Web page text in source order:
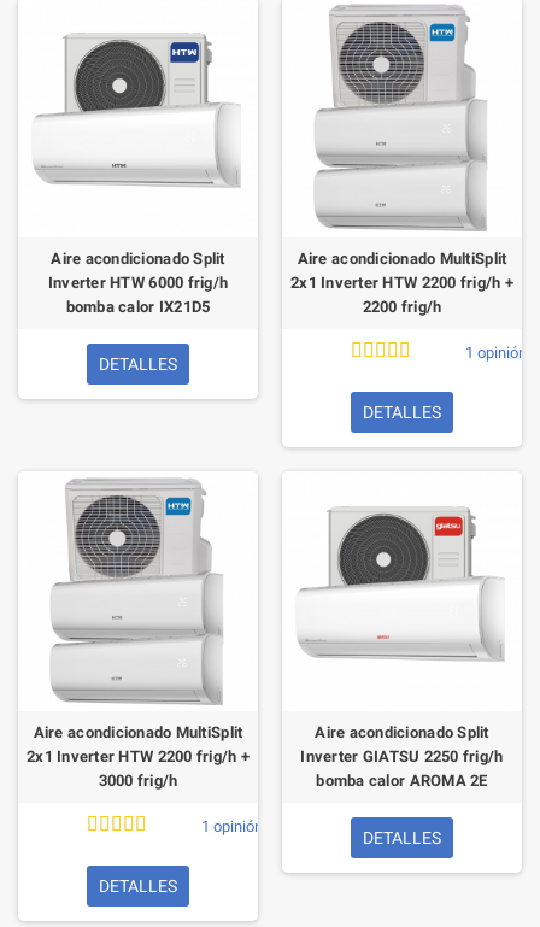
Aire acondicionado Split
Inverter HTW 6000 frig/h
bomba calor IX21D5
DETALLES
Aire acondicionado MultiSplit
2x1 Inverter HTW 2200 frig/h +
2200 frig/h
1 opinión
DETALLES
Aire acondicionado MultiSplit
2x1 Inverter HTW 2200 frig/h +
3000 frig/h
1 opinión
DETALLES
Aire acondicionado Split
Inverter GIATSU 2250 frig/h
bomba calor AROMA 2E
DETALLES